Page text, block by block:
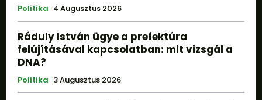
Politika 4 Augusztus 2026
Ráduly István ügye a prefektúra
felújításával kapcsolatban: mit vizsgál a
DNA?
Politika 3 Augusztus 2026